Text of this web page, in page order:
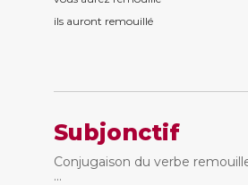
ils auront remouillé
Subjonctif
Conjugaison du verbe
...